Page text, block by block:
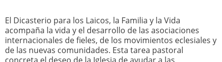
El Dicasterio para los Laicos, la Familia y la Vida
acompaña la vida y el desarrollo de las asociaciones
internacionales de fieles, de los movimientos eclesiales y
de las nuevas comunidades. Esta tarea pastoral